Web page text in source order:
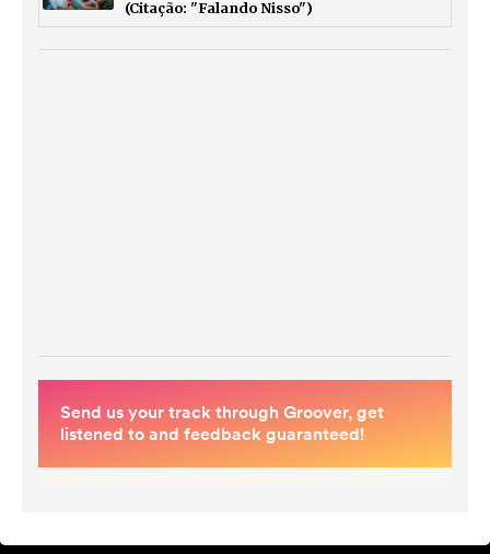
(Citação: "Falando Nisso")